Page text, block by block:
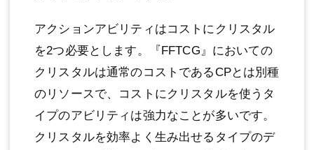
アクションアビリティはコストにクリスタル
を2つ必要とします。『FFTCG』においての
クリスタルは通常のコストであるCPとは別種
のリソースで、コストにクリスタルを使うタ
イプのアビリティは強力なことが多いです。
クリスタルを効率よく生み出せるタイプのデ